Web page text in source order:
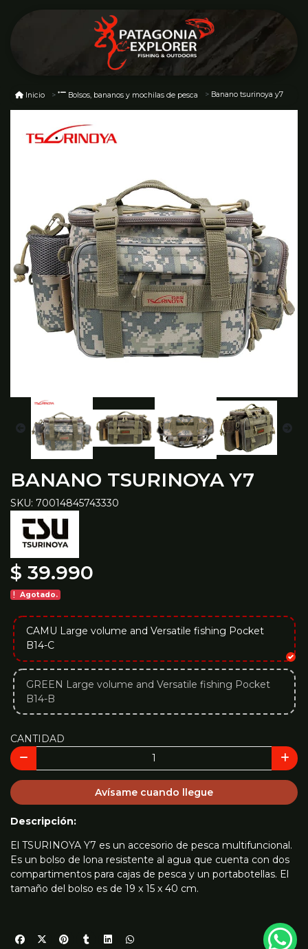
Inicio Bolsos, bananos y mochilas de pesca Banano tsurinoya y7
BANANO TSURINOYA Y7
SKU: 70014845743330
$ 39.990
Agotado.
CAMU Large volume and Versatile fishing Pocket
B14-C
GREEN Large volume and Versatile fishing Pocket
B14-B
CANTIDAD
Avísame cuando llegue
Descripción:
El TSURINOYA Y7 es un accesorio de pesca multifuncional.
Es un bolso de lona resistente al agua que cuenta con dos
compartimentos para cajas de pesca y un portabotellas. El
tamaño del bolso es de 19 x 15 x 40 cm.